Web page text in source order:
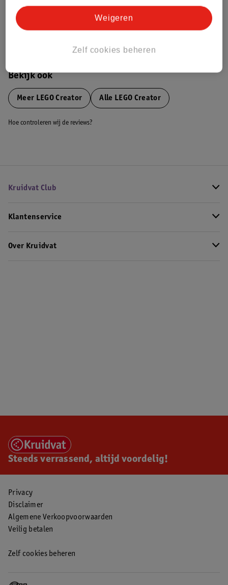
Bekijk ook
Meer LEGO Creator Alle LEGO Creator
Hoe controleren wij de reviews?
Kruidvat Club
Klantenservice
Over Kruidvat
Steeds verrassend, altijd voordelig!
Privacy
Disclaimer
Algemene Verkoopvoorwaarden
Veilig betalen
Zelf cookies beheren
Zelf cookies beheren
Weigeren